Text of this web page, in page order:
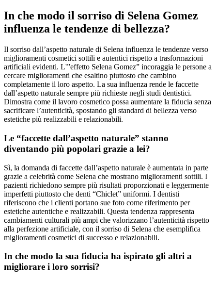
In che modo il sorriso di Selena Gomez
influenza le tendenze di bellezza?
Il sorriso dall’aspetto naturale di Selena influenza le tendenze verso
miglioramenti cosmetici sottili e autentici rispetto a trasformazioni
artificiali evidenti. L'”effetto Selena Gomez” incoraggia le persone a
cercare miglioramenti che esaltino piuttosto che cambino
completamente il loro aspetto. La sua influenza rende le faccette
dall’aspetto naturale sempre più richieste negli studi dentistici.
Dimostra come il lavoro cosmetico possa aumentare la fiducia senza
sacrificare l’autenticità, spostando gli standard di bellezza verso
estetiche più realizzabili e relazionabili.
Le “faccette dall’aspetto naturale” stanno
diventando più popolari grazie a lei?
Sì, la domanda di faccette dall’aspetto naturale è aumentata in parte
grazie a celebrità come Selena che mostrano miglioramenti sottili. I
pazienti richiedono sempre più risultati proporzionati e leggermente
imperfetti piuttosto che denti “Chiclet” uniformi. I dentisti
riferiscono che i clienti portano sue foto come riferimento per
estetiche autentiche e realizzabili. Questa tendenza rappresenta
cambiamenti culturali più ampi che valorizzano l’autenticità rispetto
alla perfezione artificiale, con il sorriso di Selena che esemplifica
miglioramenti cosmetici di successo e relazionabili.
In che modo la sua fiducia ha ispirato gli altri a
migliorare i loro sorrisi?